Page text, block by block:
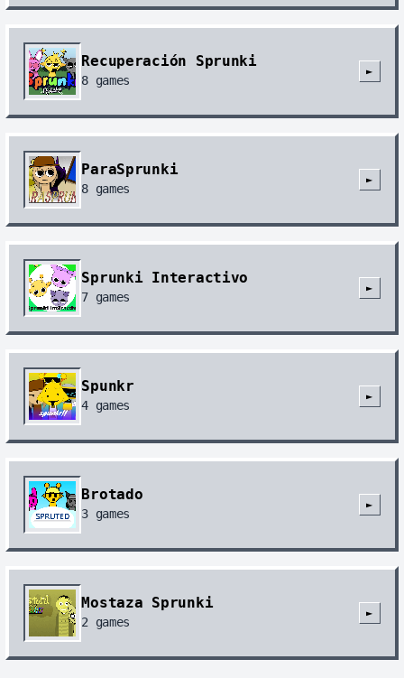
Recuperación Sprunki
8 games
►
ParaSprunki
8 games
►
Sprunki Interactivo
7 games
►
Spunkr
4 games
►
Brotado
3 games
►
Mostaza Sprunki
2 games
►